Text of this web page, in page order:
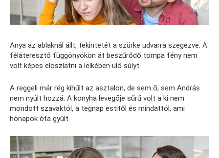
Anya az ablaknál állt, tekintetét a szürke udvarra szegezve. A
féláteresztő függönyökön át beszűrődő tompa fény nem
volt képes eloszlatni a lelkében ülő súlyt.
A reggeli már rég kihűlt az asztalon, de sem ő, sem András
nem nyúlt hozzá. A konyha levegője sűrű volt a ki nem
mondott szavaktól, a tegnap estitől és mindattól, ami
hónapok óta gyűlt.